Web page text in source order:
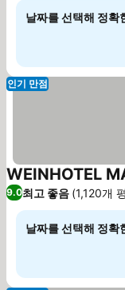
날짜를 선택해 정확
인기 만점
WEINHOTEL
9.0최고 좋음 (1,120개
날짜를 선택해 정확